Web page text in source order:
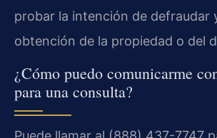
probar la intención de defraudar
obtención de la propiedad o del
¿Cómo puedo comunicarme
para una consulta?